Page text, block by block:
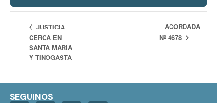
JUSTICIA
CERCA EN
SANTA MARIA
Y TINOGASTA
ACORDADA
Nº 4678
SEGUINOS